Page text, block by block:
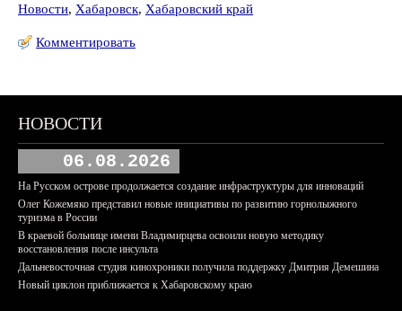
Новости, Хабаровск, Хабаровский край
Комментировать
НОВОСТИ
06.08.2026
На Русском острове продолжается создание инфраструктуры для инноваций
Олег Кожемяко представил новые инициативы по развитию горнолыжного
туризма в России
В краевой больнице имени Владимирцева освоили новую методику
восстановления после инсульта
Дальневосточная студия кинохроники получила поддержку Дмитрия Демешина
Новый циклон приближается к Хабаровскому краю